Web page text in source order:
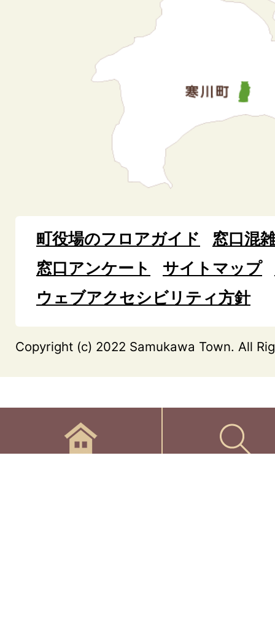
町役場のフロアガイド
窓口混
窓口アンケート
サイトマップ
ウェブアクセシビリティ方針
Copyright (c) 2022 Samukawa Town. All